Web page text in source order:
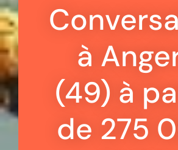
à
(49) à
de 275